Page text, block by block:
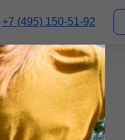
+7 (495) 150-51-92